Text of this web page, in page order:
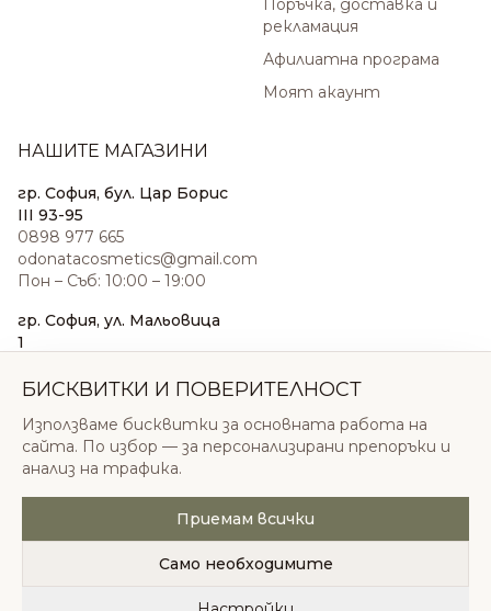
Поръчка, доставка и
рекламация
Афилиатна програма
Моят акаунт
НАШИТЕ МАГАЗИНИ
гр. София, бул. Цар Борис
III 93-95
0898 977 665
odonatacosmetics@gmail.com
Пон – Съб: 10:00 – 19:00
гр. София, ул. Мальовица
1
sales@odonatacosmetics.com
Нед: 11:00 – 18:00
© 2026 Одоната Козметикс ООД. Всички права
запазени.
Политика за поверителностОбщи условия
БИСКВИТКИ И ПОВЕРИТЕЛНОСТ
Използваме бисквитки за основната работа на
сайта. По избор — за персонализирани препоръки и
анализ на трафика.
Приемам всички
Само необходимите